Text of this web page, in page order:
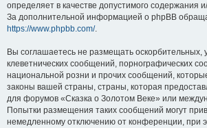
определяет в качестве допустимого содержания
За дополнительной информацией о phpBB
https://www.phpbb.com/.
Вы соглашаетесь не размещать оскорбительных,
клеветнических сообщений, порнографических
национальной розни и прочих сообщений,
законы вашей страны, страны, которая
для форумов «Сказка о Золотом Веке» или
Попытки размещения таких сообщений могут
немедленному отключению от конференции, при